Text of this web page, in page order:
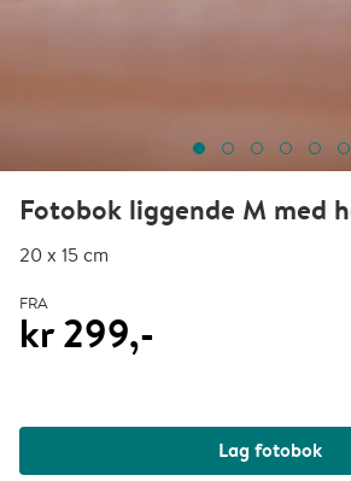
Fotobok liggende M med
20 x 15 cm
FRA
kr 299,-
Lag fotobok